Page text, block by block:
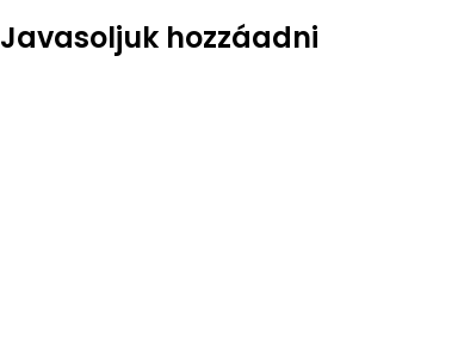
Javasoljuk hozzáadni